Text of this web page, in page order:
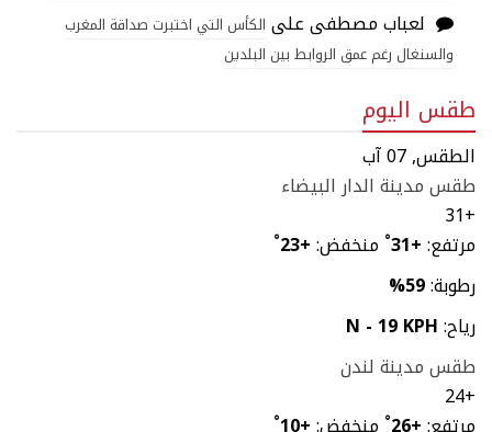
لعباب مصطفىعلى الكأس التي اختبرت صداقة المغرب
والسنغال رغم عمق الروابط بين البلدين
طقس اليوم
الطقس, 07 آب
طقس مدينة الدار البيضاء
+
31
مرتفع:+
31
° منخفض:+
23
°
رطوبة:59%
رياح:N - 19 KPH
طقس مدينة لندن
+
24
°
°